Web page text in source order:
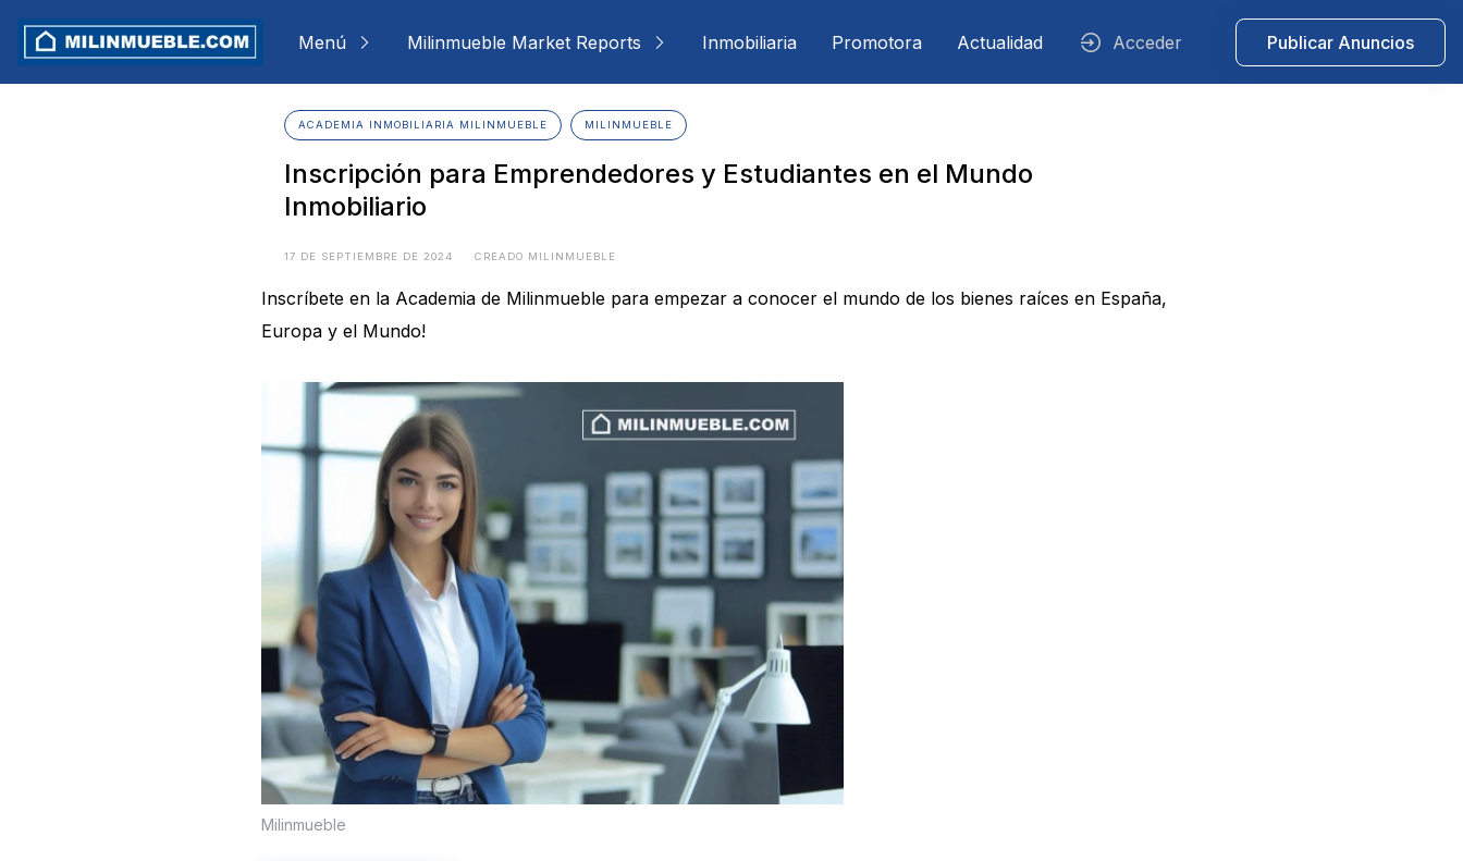
content
Menú Milinmueble Market Reports Inmobiliaria Promotora Actualidad Acceder Publicar Anuncios
ACADEMIA INMOBILIARIA MILINMUEBLE MILINMUEBLE
Inscripción para Emprendedores y Estudiantes en el Mundo
Inmobiliario
17 DE SEPTIEMBRE DE 2024 CREADO MILINMUEBLE
Inscríbete en la Academia de Milinmueble para empezar a conocer el mundo de los bienes raíces en España,
Europa y el Mundo!
Milinmueble